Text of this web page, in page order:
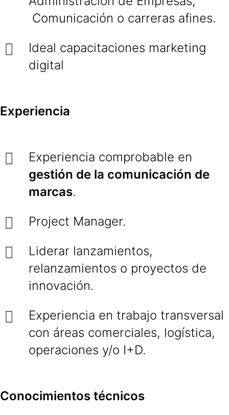
Comunicación o carreras afines.
Ideal capacitaciones marketing
digital
Experiencia
Experiencia comprobable en
gestión de la comunicación de
marcas.
Project Manager.
Liderar lanzamientos,
relanzamientos o proyectos de
innovación.
Experiencia en trabajo transversal
con áreas comerciales, logística,
operaciones y/o I+D.
Conocimientos técnicos